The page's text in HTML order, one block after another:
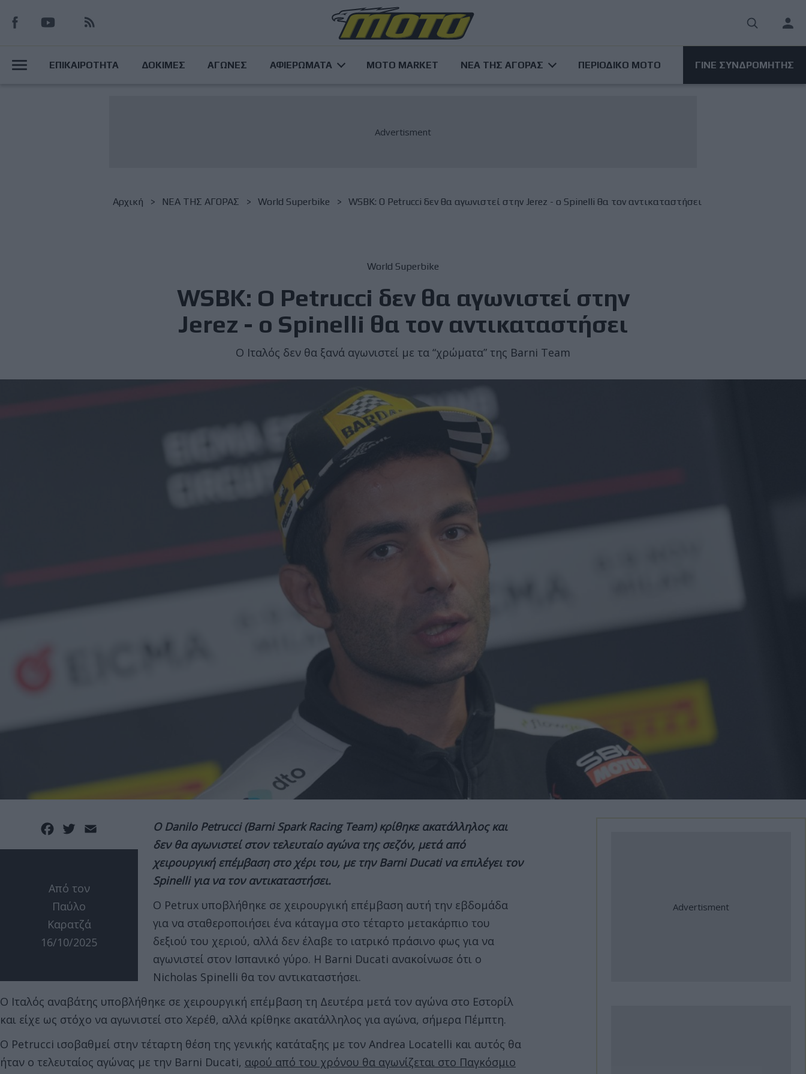
προς
κυρίως
User
MainΕΠΙΚΑΙΡΟΤΗΤΑ ΔΟΚΙΜΕΣ ΑΓΩΝΕΣ ΑΦΙΕΡΩΜΑΤΑ MOTO MARKET ΝΕΑ ΤΗΣ ΑΓΟΡΑΣ ΠΕΡΙΟΔΙΚΟ ΜΟΤΟ ΓΙΝΕ ΣΥΝΔΡΟΜΗΤΗΣ
Breadcrumb
Αρχική NΕΑ ΤΗΣ ΑΓΟΡΑΣ World Superbike WSBK: Ο Petrucci δεν θα αγωνιστεί στην Jerez - ο Spinelli θα τον αντικαταστήσει
World Superbike
WSBK: Ο Petrucci δεν θα αγωνιστεί στην
Jerez - ο Spinelli θα τον αντικαταστήσει
Ο Ιταλός δεν θα ξανά αγωνιστεί με τα “χρώματα” της Barni Team
Facebook
Twitter
Από τον
Παύλο
Καρατζά
16/10/2025
Ο Danilo Petrucci (Barni Spark Racing Team)κρίθηκε ακατάλληλος και
δεν θα αγωνιστεί στον τελευταίο αγώνα της σεζόν, μετά από
χειρουργική επέμβαση στο χέρι του, με την Barni Ducati να επιλέγει τον
Spinelli για να τον αντικαταστήσει.
Ο Petrux υποβλήθηκε σε χειρουργική επέμβαση αυτή την εβδομάδα
για να σταθεροποιήσει ένα κάταγμα στο τέταρτο μετακάρπιο του
δεξιού του χεριού, αλλά δεν έλαβε το ιατρικό πράσινο φως για να
αγωνιστεί στον Ισπανικό γύρο. Η Barni Ducati ανακοίνωσε ότι ο
Nicholas Spinelli θα τον αντικαταστήσει.
Ο Ιταλός αναβάτης υποβλήθηκε σε χειρουργική επέμβαση τη Δευτέρα μετά τον αγώνα στο Εστορίλ
και είχε ως στόχο να αγωνιστεί στο Χερέθ, αλλά κρίθηκε ακατάλληλος για αγώνα, σήμερα Πέμπτη.
Ο Petrucci ισοβαθμεί στην τέταρτη θέση της γενικής κατάταξης με τον Andrea Locatelli και αυτός θα
ήταν ο τελευταίος αγώνας με την Barni Ducati, αφού από του χρόνου θα αγωνίζεται στο Παγκόσμιο